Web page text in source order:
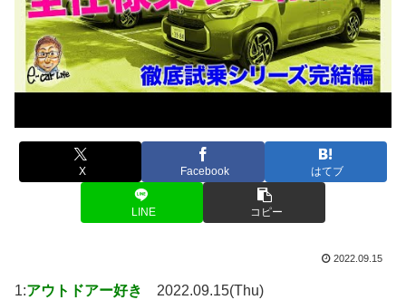
X Facebook はてブ
LINE コピー
2022.09.15
1:アウトドアー好き 2022.09.15(Thu)